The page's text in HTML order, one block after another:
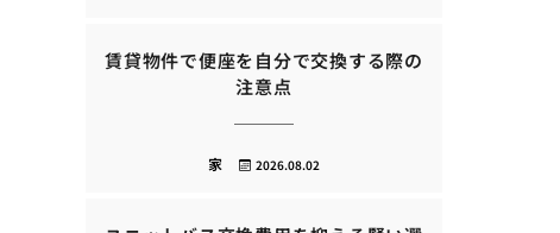
賃貸物件で便座を自分で交換する際の
注意点
2026.08.02
家